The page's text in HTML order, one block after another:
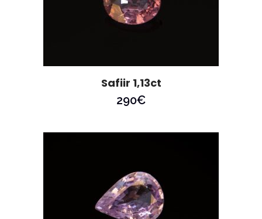
Safiir 1,13ct
290€